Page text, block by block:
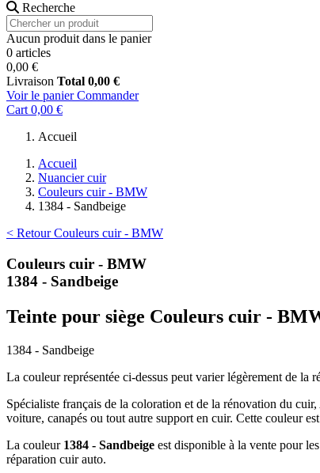
Recherche
Aucun produit dans le panier
0 articles
0,00 €
Livraison Total 0,00 €
Voir le panier Commander
Cart 0,00 €
Accueil
Accueil
Nuancier cuir
Couleurs cuir - BMW
1384 - Sandbeige
< Retour Couleurs cuir - BMW
Couleurs cuir - BMW
1384 - Sandbeige
Teinte pour siège Couleurs cuir -
1384 - Sandbeige
La couleur représentée ci-dessus peut varier légèrement de la
Spécialiste français de la coloration et de la rénovation du
voiture, canapés ou tout autre support en cuir. Cette couleur
La couleur 1384 - Sandbeige est disponible à la vente pour
réparation cuir auto.